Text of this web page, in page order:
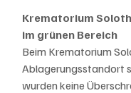
Krematorium
im grünen Bereich
Beim Krematorium
Ablagerungsstandort
wurden keine